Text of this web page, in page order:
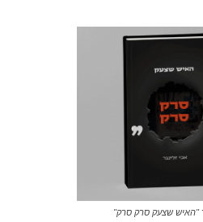
"האיש שצעק סרק סרק"